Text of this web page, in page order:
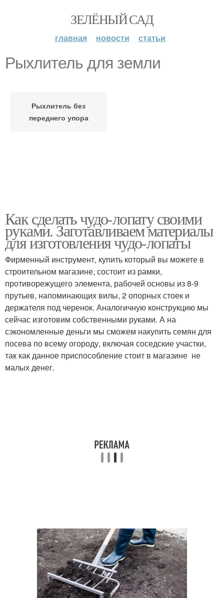
ЗЕЛЁНЫЙ САД
главная новости статьи
Рыхлитель для земли
Рыхлитель без
переднего упора
Как сделать чудо-лопату своими
руками. Заготавливаем материалы
для изготовления чудо-лопаты
Фирменный инструмент, купить который вы можете в
строительном магазине, состоит из рамки,
противорежущего элемента, рабочей основы из 8-9
прутьев, напоминающих вилы, 2 опорных стоек и
держателя под черенок. Аналогичную конструкцию мы
сейчас изготовим собственными руками. А на
сэкономленные деньги мы сможем накупить семян для
посева по всему огороду, включая соседские участки,
так как данное приспособление стоит в магазине не
малых денег.